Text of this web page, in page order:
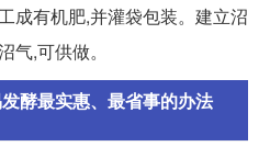
成有机肥,并灌袋包装。建立沼
气,可供做。
酵最实惠、最省事的办法